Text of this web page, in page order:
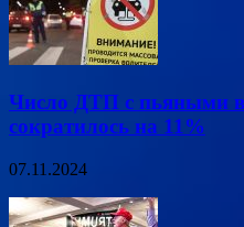
Число ДТП с пьяными
сократилось на 11%
07.11.2024